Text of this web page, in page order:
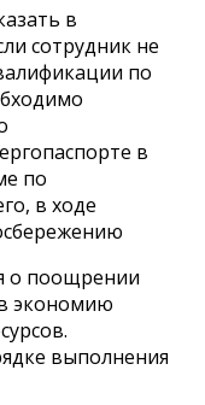
в
сотрудник не
по
в
по
в ходе
о поощрении
экономию
выполнения